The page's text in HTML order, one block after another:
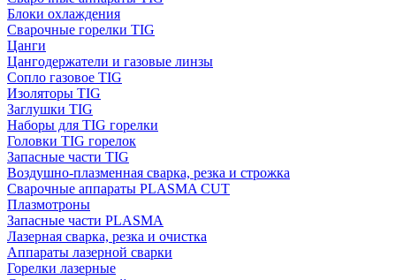
Блоки охлаждения
Сварочные горелки TIG
Цанги
Цангодержатели и газовые линзы
Сопло газовое TIG
Изоляторы TIG
Заглушки TIG
Наборы для TIG горелки
Головки TIG горелок
Запасные части TIG
Воздушно-плазменная сварка, резка и строжка
Сварочные аппараты PLASMA CUT
Плазмотроны
Запасные части PLASMA
Лазерная сварка, резка и очистка
Аппараты лазерной сварки
Горелки лазерные